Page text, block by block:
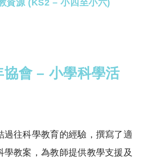
資源 (KS2 – 小四至小六)
會 – 小學科學活
過往科學教育的經驗，撰寫了適
學教案，為教師提供教學支援及